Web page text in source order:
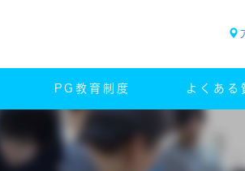
PG教育制度 よくある